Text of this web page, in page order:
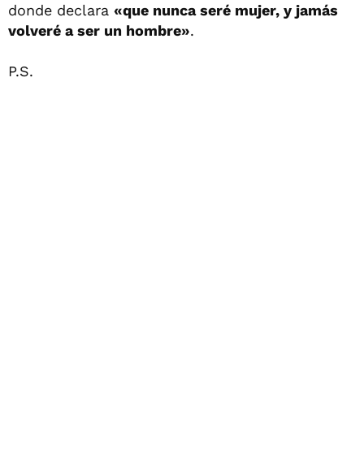
donde declara «que nunca seré mujer, y jamás
volveré a ser un hombre».
P.S.